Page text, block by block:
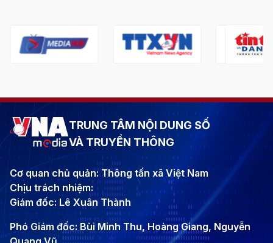
TRUNG TÂM NỘI DUNG SỐ
VÀ TRUYỀN THÔNG
Cơ quan chủ quản: Thông tấn xã Việt Nam
Chịu trách nhiệm:
Giám đốc: Lê Xuân Thành
Phó Giám đốc: Bùi Minh Thu, Hoàng Giang, Nguyễn